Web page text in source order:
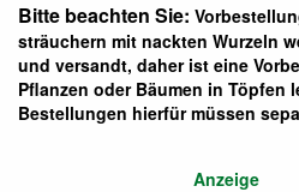
Bitte beachten Sie:
sträuchern mit nackten Wurzeln
und versandt, daher ist eine
Pflanzen oder Bäumen in Töpfen
Bestellungen hierfür müssen
Anzeige